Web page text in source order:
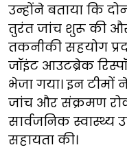
उन्होंने बताया कि
तुरंत जांच शुरू की और
तकनीकी सहयोग
जॉइंट आउटब्रेक
भेजा गया। इन टीमों
जांच और संक्रमण
सार्वजनिक स्वास्थ्य
सहायता की।